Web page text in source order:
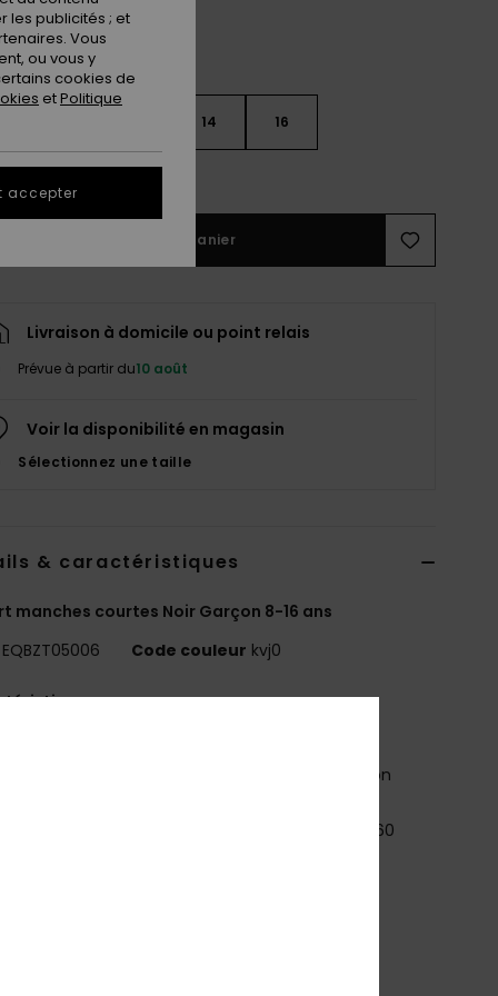
14 16
Ajouter au panier
Livraison à domicile ou point relais
Prévue à partir du10 août
Voir la disponibilité en magasin
Sélectionnez une taille
& caractéristiques
manches courtes Noir Garçon 8-16 ans
EQBZT05006 Code couleur kvj0
25 % de coton recyclé issu de chutes de production
jersey 70 % coton, 30 % coton recyclé [160
les publicités ; et
Vous
ou vous y
cookies de
etPolitique
accepter